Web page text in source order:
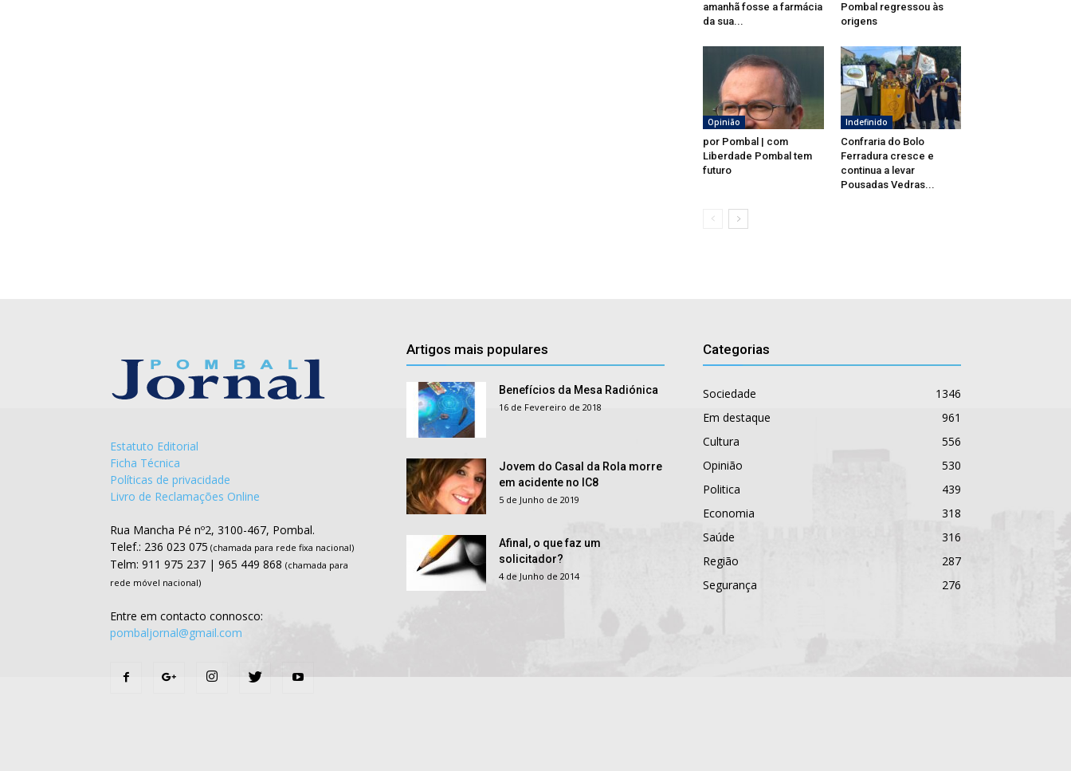
amanhã fosse a farmácia
da sua...
Pombal regressou às
origens
Opinião
por Pombal | com
Liberdade Pombal tem
futuro
Indefinido
Confraria do Bolo
Ferradura cresce e
continua a levar
Pousadas Vedras...
Estatuto Editorial
Ficha Técnica
Políticas de privacidade
Livro de Reclamações Online
Rua Mancha Pé nº2, 3100-467, Pombal.
Telef.: 236 023 075 (chamada para rede fixa nacional)
Telm: 911 975 237 | 965 449 868 (chamada para
rede móvel nacional)
Entre em contacto connosco:
pombaljornal@gmail.com
Artigos mais populares
Benefícios da Mesa Radiónica
16 de Fevereiro de 2018
Jovem do Casal da Rola morre
em acidente no IC8
5 de Junho de 2019
Afinal, o que faz um
solicitador?
4 de Junho de 2014
Categorias
Sociedade
1346
Em destaque
961
Cultura
556
Opinião
530
Politica
439
Economia
318
Saúde
316
Região
287
Segurança
276